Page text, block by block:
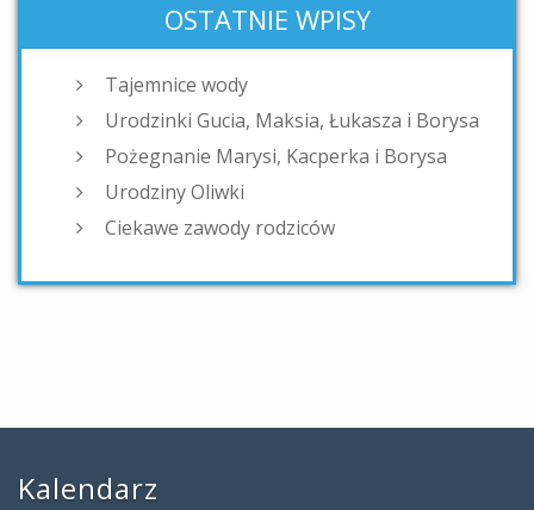
OSTATNIE WPISY
Tajemnice wody
Urodzinki Gucia, Maksia, Łukasza i Borysa
Pożegnanie Marysi, Kacperka i Borysa
Urodziny Oliwki
Ciekawe zawody rodziców
Kalendarz